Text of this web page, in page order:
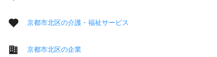
京都市北区の介護・福祉サービス
京都市北区の企業